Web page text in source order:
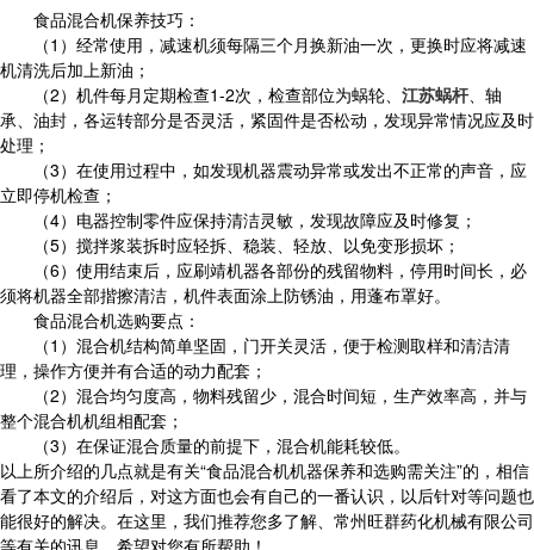
食品混合机保养技巧：
（1）经常使用，减速机须每隔三个月换新油一次，更换时应将减速
机清洗后加上新油；
（2）机件每月定期检查1-2次，检查部位为蜗轮、 江苏蜗杆、轴
承、油封，各运转部分是否灵活，紧固件是否松动，发现异常情况应及时
处理；
（3）在使用过程中，如发现机器震动异常或发出不正常的声音，应
立即停机检查；
（4）电器控制零件应保持清洁灵敏，发现故障应及时修复；
（5）搅拌浆装拆时应轻拆、稳装、轻放、以免变形损坏；
（6）使用结束后，应刷靖机器各部份的残留物料，停用时间长，必
须将机器全部揩擦清洁，机件表面涂上防锈油，用蓬布罩好。
食品混合机选购要点：
（1）混合机结构简单坚固，门开关灵活，便于检测取样和清洁清
理，操作方便并有合适的动力配套；
（2）混合均匀度高，物料残留少，混合时间短，生产效率高，并与
整个混合机机组相配套；
（3）在保证混合质量的前提下，混合机能耗较低。
以上所介绍的几点就是有关“食品混合机机器保养和选购需关注”的，相信
看了本文的介绍后，对这方面也会有自己的一番认识，以后针对等问题也
能很好的解决。在这里，我们推荐您多了解、常州旺群药化机械有限公司
等有关的讯息，希望对您有所帮助！